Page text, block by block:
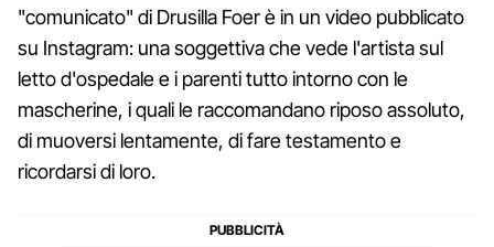
"comunicato" di Drusilla Foer è in un video pubblicato
su Instagram: una soggettiva che vede l'artista sul
letto d'ospedale e i parenti tutto intorno con le
mascherine, i quali le raccomandano riposo assoluto,
di muoversi lentamente, di fare testamento e
ricordarsi di loro.